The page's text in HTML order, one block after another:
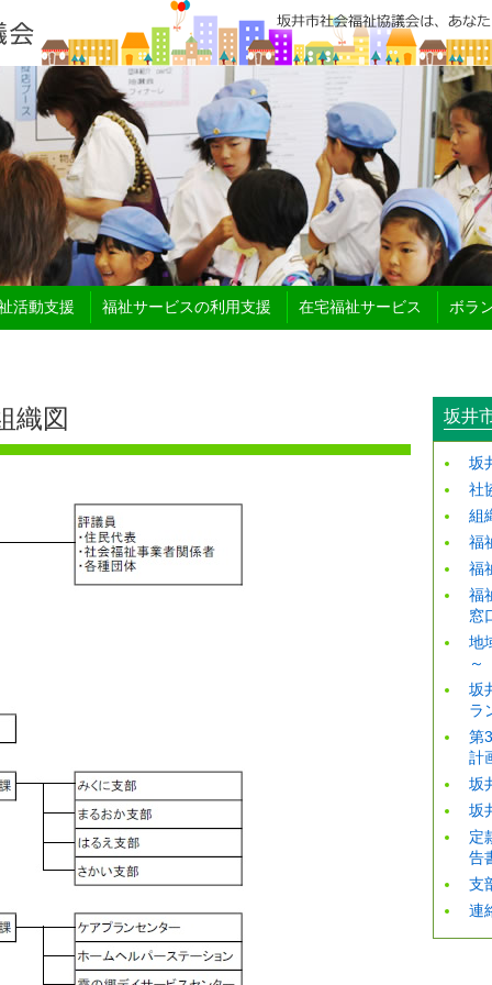
活動支援 福祉サービスの利用支援 在宅福祉サービス ボラ
織図 坂井
坂
社
組
福
福
福
窓
地
～
坂
ラ
第
計
坂
坂
定
告
支
連